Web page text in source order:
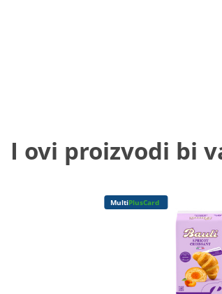
I ovi proizvodi bi
MultiPlusCard